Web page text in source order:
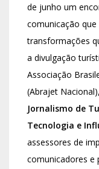
de junho um
comunicação
transformações
a divulgação
Associação
(Abrajet
Jornalismo de
Tecnologia e
assessores de
comunicadores e